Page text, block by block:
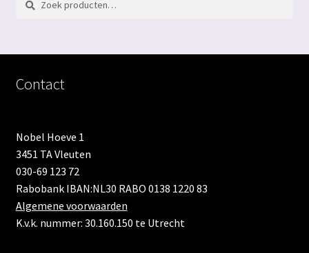
naar:
Contact
Nobel Hoeve 1
3451 TA Vleuten
030-69 123 72
Rabobank IBAN:NL30 RABO 0138 1220 83
Algemene voorwaarden
K.v.k. nummer: 30.160.150 te Utrecht